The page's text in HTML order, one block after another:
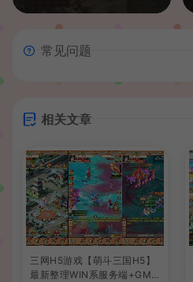
常见问题
相关文章
三网H5游戏【萌斗三国H5】
最新整理WIN系服务端+GM